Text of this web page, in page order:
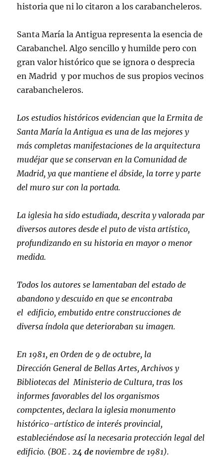
historia que ni lo citaron a los carabancheleros.
Santa María la Antigua representa la esencia de
Carabanchel. Algo sencillo y humilde pero con
gran valor histórico que se ignora o desprecia
en Madrid y por muchos de sus propios vecinos
carabancheleros.
Los estudios históricos evidencian que la Ermita de
Santa María la Antigua es una de las mejores y
más completas manifestaciones de la arquitectura
mudéjar que se conservan en la Comunidad de
Madrid, ya que mantiene el ábside, la torre y parte
del muro sur con la portada.
La iglesia ha sido estudiada, descrita y valorada par
diversos autores desde elputo de vista artístico,
profundizando en su historia en mayor o menor
medida.
Todos los autores se lamentaban del estado de
abandonoydescuido en que se encontraba
el edificio, embutido entre construcciones de
diversa índola que deterioraban su imagen.
En1981,en Orden de 9 de octubre, la
Dirección General de Bellas Artes, Archivosy
Bibliotecas del Ministerio de Cultura, tras los
informes favorables del los organismos
compctentes, declara la iglesia monumento
histórico-artístico de interés provincial,
estableciéndose así la necesaria protección legal del
edificio. (BOE.24 de noviembre de 1981).